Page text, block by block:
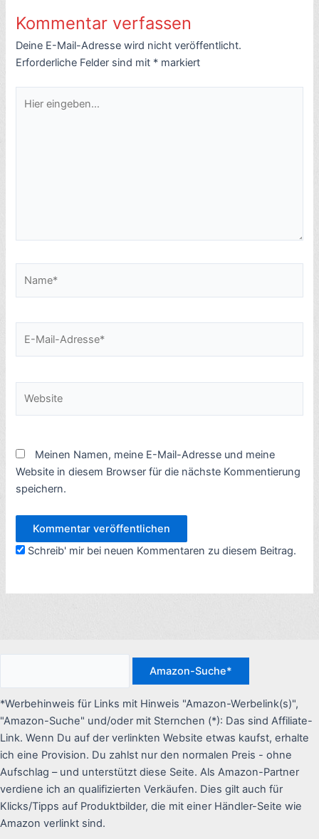
Kommentar verfassen
Deine E-Mail-Adresse wird nicht veröffentlicht.
Erforderliche Felder sind mit * markiert
eingeben…
Mail-
Meinen Namen, meine E-Mail-Adresse und meine
Website in diesem Browser für die nächste Kommentierung
speichern.
Schreib' mir bei neuen Kommentaren zu diesem Beitrag.
*Werbehinweis für Links mit Hinweis "Amazon-Werbelink(s)",
"Amazon-Suche" und/oder mit Sternchen (*): Das sind Affiliate-
Link. Wenn Du auf der verlinkten Website etwas kaufst, erhalte
ich eine Provision. Du zahlst nur den normalen Preis - ohne
Aufschlag – und unterstützt diese Seite. Als Amazon-Partner
verdiene ich an qualifizierten Verkäufen. Dies gilt auch für
Klicks/Tipps auf Produktbilder, die mit einer Händler-Seite wie
Amazon verlinkt sind.